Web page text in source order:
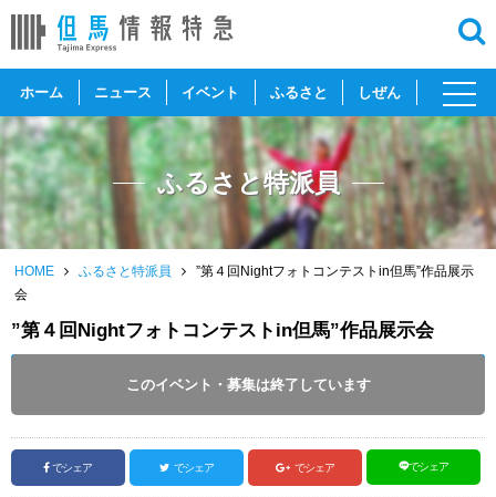
ホーム ニュース イベント ふるさと しぜん
toggle
ふるさと特派員
HOME ふるさと特派員
”第４回Nightフォトコンテストin但馬”作品展示
会
”第４回Nightフォトコンテストin但馬”作品展示会
このイベント・募集は終了しています
でシェア でシェア でシェア でシェア